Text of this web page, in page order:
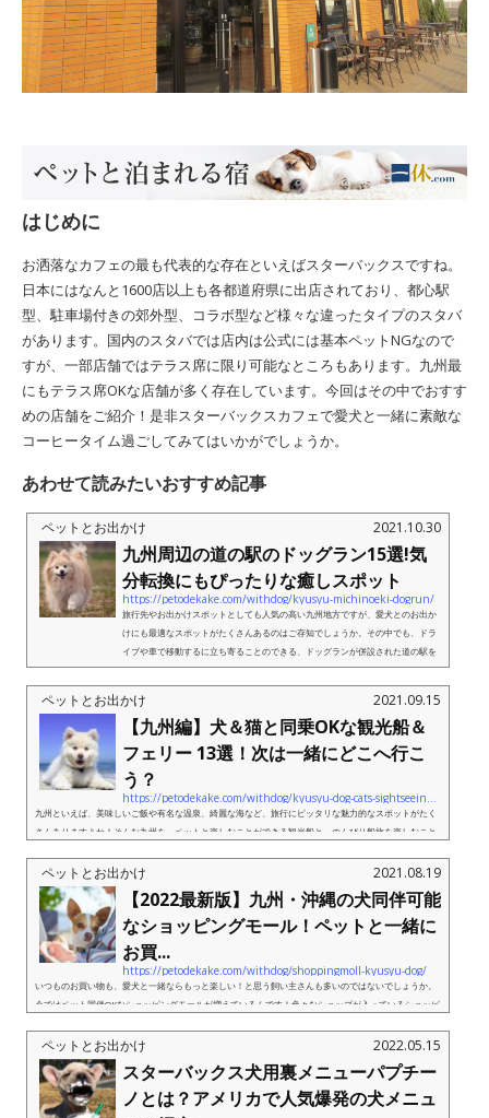
はじめに
お洒落なカフェの最も代表的な存在といえばスターバックスですね。
日本にはなんと1600店以上も各都道府県に出店されており、都心駅
型、駐車場付きの郊外型、コラボ型など様々な違ったタイプのスタバ
があります。国内のスタバでは店内は公式には基本ペットNGなので
すが、一部店舗ではテラス席に限り可能なところもあります。九州最
にもテラス席OKな店舗が多く存在しています。今回はその中でおすす
めの店舗をご紹介！是非スターバックスカフェで愛犬と一緒に素敵な
コーヒータイム過ごしてみてはいかがでしょうか。
あわせて読みたいおすすめ記事
ペットとお出かけ 2021.10.30
九州周辺の道の駅のドッグラン15選!気
分転換にもぴったりな癒しスポット
https://petodekake.com/withdog/kyusyu-michinoeki-dogrun/
旅行先やお出かけスポットとしても人気の高い九州地方ですが、愛犬とのお出か
けにも最適なスポットがたくさんあるのはご存知でしょうか。その中でも、ドラ
イブや車で移動するに立ち寄ることのできる、ドッグランが併設された道の駅を
今回はピックアップします。道の...
ペットとお出かけ 2021.09.15
【九州編】犬＆猫と同乗OKな観光船＆
フェリー 13選！次は一緒にどこへ行こ
う？
https://petodekake.com/withdog/kyusyu-dog-cats-sightseeing-boat-ferry/?preview_id=4679&preview_nonce=e954fc8b15&post_format=standard&_thumbnail_id=4666&preview=true
九州といえば、美味しいご飯や有名な温泉、綺麗な海など、旅行にピッタリな魅力的なスポットがたく
さんありますよね！そんな九州を、ペットと楽しむことができる観光船と、のんびり船旅を楽しむこと
ペットとお出かけ 2021.08.19
【2022最新版】九州・沖縄の犬同伴可能
なショッピングモール！ペットと一緒に
お買...
https://petodekake.com/withdog/shoppingmoll-kyusyu-dog/
いつものお買い物も、愛犬と一緒ならもっと楽しい！と思う飼い主さんも多いのではないでしょうか。
今ではペット同伴OKなショッピングモールが増えているんです！色々なショップが入っているショッピ
ペットとお出かけ 2022.05.15
スターバックス犬用裏メニューパプチー
ノとは？アメリカで人気爆発の犬メニュ